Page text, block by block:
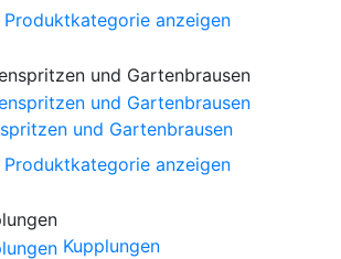
Produktkategorie anzeigen
und Gartenbrausen
Produktkategorie anzeigen
Kupplungen